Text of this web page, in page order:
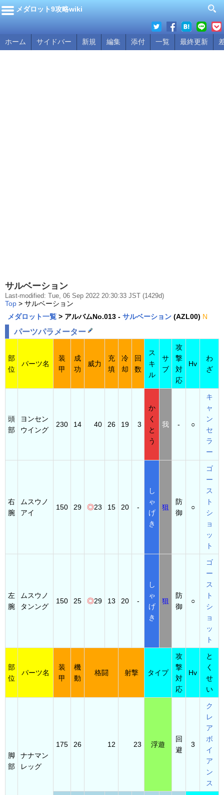
メダロット9攻略wiki
ホーム サイドバー 新規 編集 添付 一覧 最終更新
サルベーション
Last-modified: Tue, 06 Sep 2022 20:30:33 JST (1429d)
Top > サルベーション
メダロット一覧 > アルバムNo.013 - サルベーション (AZL00) N
パーツパラメーター
部
位
パーツ名
装
甲
成
功
威力
充
填
冷
却
回
数
ス
キ
ル
サ
ブ
攻
撃
対
応
Hv
わ
ざ
頭
部
ヨンセン
ウイング
230 14 40 26 19 3
か
く
と
う
我 - ○
キ
ャ
ン
セ
ラ
ー
右
腕
ムスウノ
アイ
150 29 ◎23 15 20 -
し
ゃ
げ
き
狙
防
御
○
ゴ
ー
ス
ト
シ
ョ
ッ
ト
左
腕
ムスウノ
タンング
150 25 ◎29 13 20 -
し
ゃ
げ
き
狙
防
御
○
ゴ
ー
ス
ト
シ
ョ
ッ
ト
部
位
パーツ名
装
甲
機
動
格闘 射撃 タイプ
攻
撃
対
応
Hv
と
く
せ
い
脚
部
ナナマン
レッグ
175 26 12 23 浮遊
回
避
3
ク
レ
ア
ボ
イ
ア
ン
ス